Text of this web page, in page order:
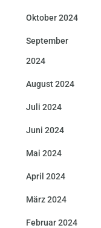
Oktober 2024
September
2024
August 2024
Juli 2024
Juni 2024
Mai 2024
April 2024
März 2024
Februar 2024